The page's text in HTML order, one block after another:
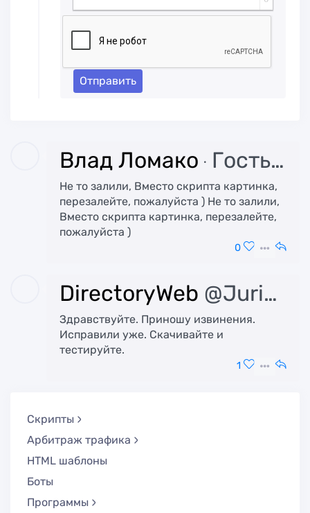
Отправить
Влад Ломако Гость 5
Не то залили, Вместо скрипта картинка,
перезалейте, пожалуйста ) Не то залили,
Вместо скрипта картинка, перезалейте,
пожалуйста )
0
DirectoryWeb @Juris
Здравствуйте. Приношу извинения.
Исправили уже. Скачивайте и
тестируйте.
1
Скрипты
Арбитраж трафика
HTML шаблоны
Боты
Программы